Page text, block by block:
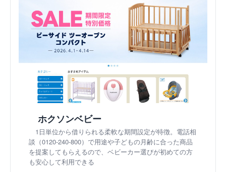
ホクソンベビー
1日単位から借りられる柔軟な期間設定が特徴。電話相
談（0120-240-800）で用途や子どもの月齢に合った商品
を提案してもらえるので、ベビーカー選びが初めての方
も安心して利用できる